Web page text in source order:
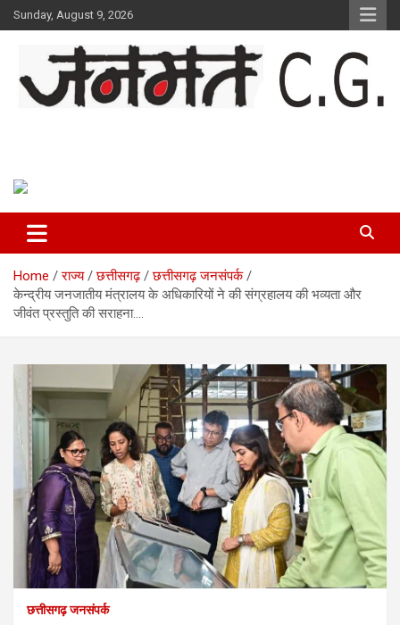
Skip
to
Sunday, August 9, 2026
Home राज्य छत्तीसगढ़
छत्तीसगढ़ जनसंपर्क
केन्द्रीय जनजातीय मंत्रालय के अधिकारियों ने की संग्रहालय की भव्यता और
जीवंत प्रस्तुति की सराहना….
छत्तीसगढ़ जनसंपर्क